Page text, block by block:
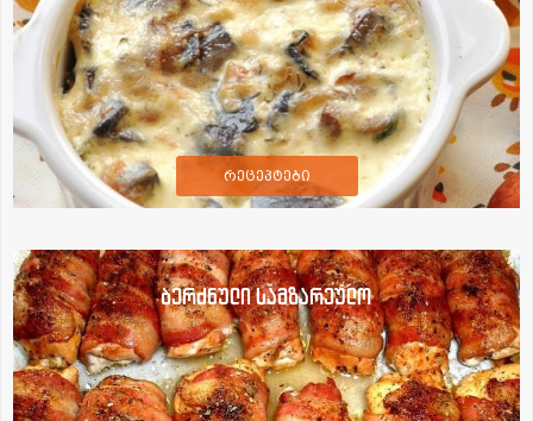
რეცეპტები
ბერძნული სამზარეულო